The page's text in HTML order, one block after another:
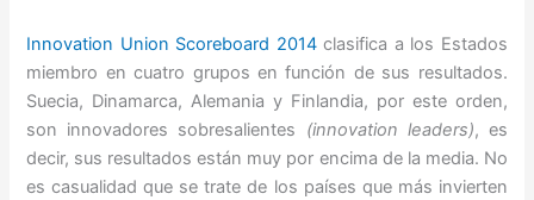
Innovation Union Scoreboard 2014clasifica a los Estados
miembro en cuatro grupos en función de sus resultados.
Suecia, Dinamarca, Alemania y Finlandia, por este orden,
son innovadores sobresalientes (innovation leaders), es
decir, sus resultados están muy por encima de la media. No
es casualidad que se trate de los países que más invierten